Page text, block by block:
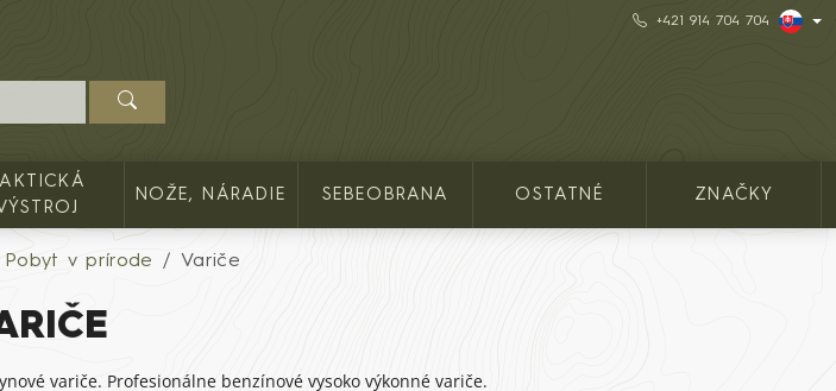
+421 914 704 704
NOŽE, NÁRADIE SEBEOBRANA OSTATNÉ ZNAČKY
Pobyt v prírode Variče
variče. Profesionálne benzínové vysoko výkonné variče.